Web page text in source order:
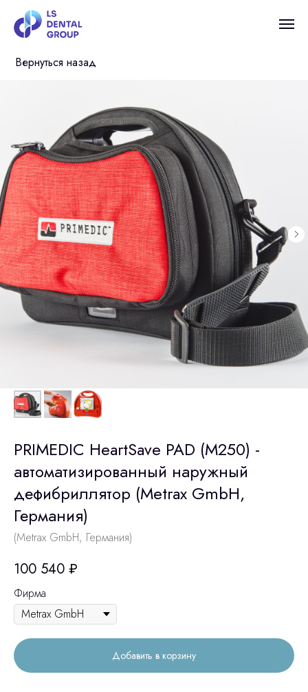
Вернуться назад
PRIMEDIC HeartSave PAD (M250) -
автоматизированный наружный
дефибриллятор (Metrax GmbH,
Германия)
(Metrax GmbH, Германия)
100 540 ₽
Фирма
Добавить в корзину